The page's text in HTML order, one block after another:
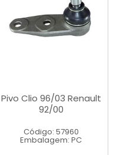
Pivo Clio 96/03 Renault
92/00
Código: 57960
Embalagem: PC